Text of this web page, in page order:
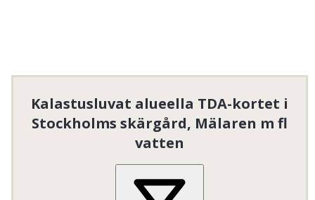
Kalastusluvat alueella TDA-kortet i
Stockholms skärgård, Mälaren m fl
vatten